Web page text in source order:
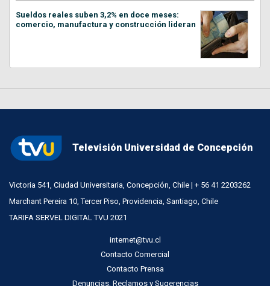
Sueldos reales suben 3,2% en doce meses:
comercio, manufactura y construcción lideran
Televisión Universidad de Concepción
Victoria 541, Ciudad Universitaria, Concepción, Chile | + 56 41 2203262
Marchant Pereira 10, Tercer Piso, Providencia, Santiago, Chile
TARIFA SERVEL DIGITAL TVU 2021
internet@tvu.cl
Contacto Comercial
Contacto Prensa
Denuncias, Reclamos y Sugerencias